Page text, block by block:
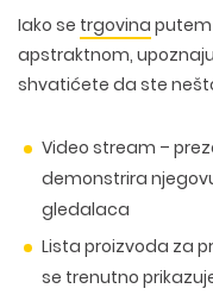
Iako se trgovina putem
apstraktnom,
shvatićete da ste
Video stream –
demonstrira
gledalaca
Lista proizvoda za
se trenutno